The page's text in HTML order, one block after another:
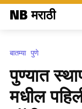
NB मराठी
बातम्या पुणे
पुण्यात
मधील